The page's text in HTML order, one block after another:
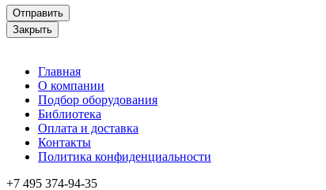
Отправить
Закрыть
Главная
О компании
Подбор оборудования
Библиотека
Оплата и доставка
Контакты
Политика конфиденциальности
+7 495 374-94-35